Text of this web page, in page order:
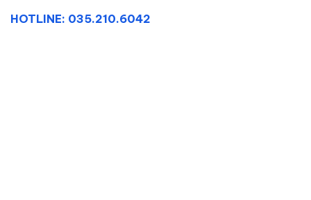
HOTLINE: 035.210.6042